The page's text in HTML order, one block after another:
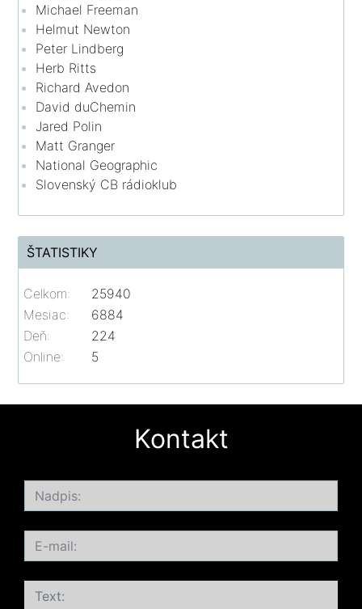
Michael Freeman
Helmut Newton
Peter Lindberg
Herb Ritts
Richard Avedon
David duChemin
Jared Polin
Matt Granger
National Geographic
Slovenský CB rádioklub
ŠTATISTIKY
Online: 5
Celkom:
25940
Mesiac:
6884
Deň:
224
Kontakt